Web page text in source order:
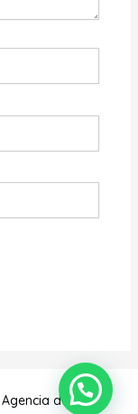
de Viajes